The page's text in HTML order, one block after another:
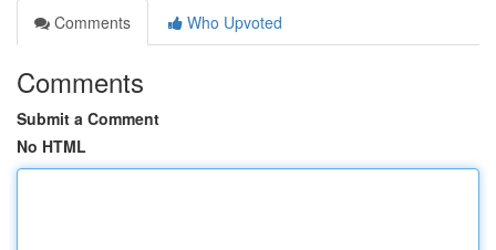
Comments
Who Upvoted
Comments
Submit a Comment
No HTML